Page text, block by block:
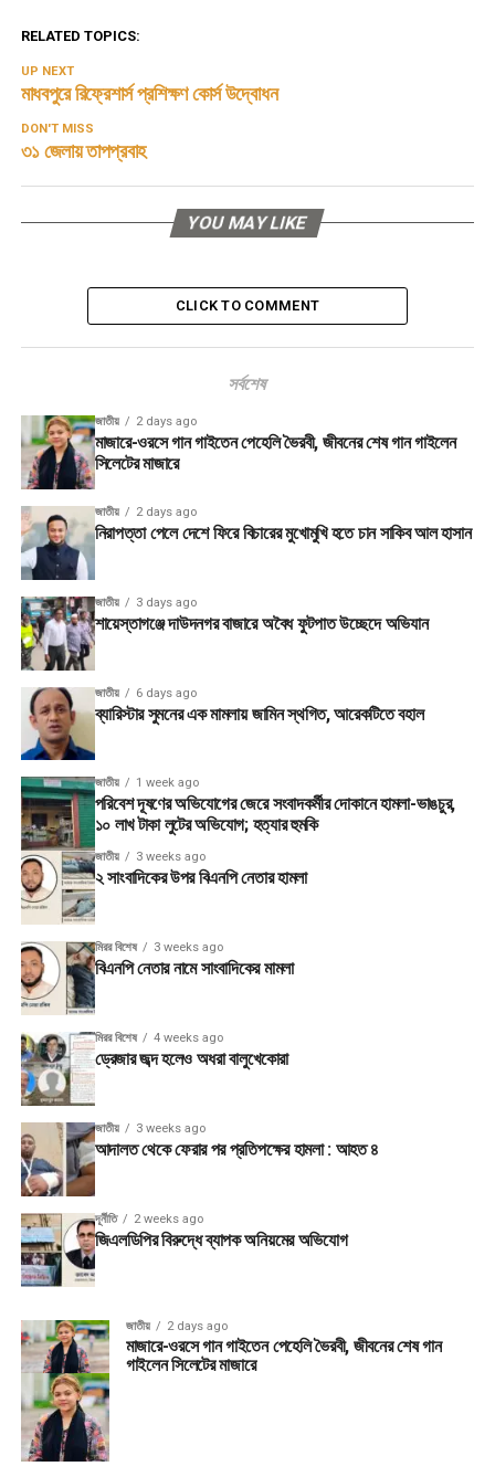
RELATED TOPICS:
UP NEXT
মাধবপুরে রিফ্রেশার্স প্রশিক্ষণ কোর্স উদ্বোধন
DON'T MISS
৩১ জেলায় তাপপ্রবাহ
YOU MAY LIKE
CLICK TO COMMENT
সর্বশেষ
জাতীয় 2 days ago
মাজারে-ওরসে গান গাইতেন পেহেলি ভৈরবী, জীবনের শেষ গান গাইলেন
সিলেটের মাজারে
জাতীয় 2 days ago
নিরাপত্তা পেলে দেশে ফিরে বিচারের মুখোমুখি হতে চান সাকিব আল হাসান
জাতীয় 3 days ago
শায়েস্তাগঞ্জে দাউদনগর বাজারে অবৈধ ফুটপাত উচ্ছেদে অভিযান
জাতীয় 6 days ago
ব্যারিস্টার সুমনের এক মামলায় জামিন স্থগিত, আরেকটিতে বহাল
জাতীয় 1 week ago
পরিবেশ দূষণের অভিযোগের জেরে সংবাদকর্মীর দোকানে হামলা-ভাঙচুর,
১০ লাখ টাকা লুটের অভিযোগ; হত্যার হুমকি
জাতীয় 3 weeks ago
২ সাংবাদিকের উপর বিএনপি নেতার হামলা
মিরর বিশেষ 3 weeks ago
বিএনপি নেতার নামে সাংবাদিকের মামলা
মিরর বিশেষ 4 weeks ago
ড্রেজার জব্দ হলেও অধরা বালুখেকোরা
জাতীয় 3 weeks ago
আদালত থেকে ফেরার পর প্রতিপক্ষের হামলা : আহত ৪
দূর্নীতি 2 weeks ago
জিএলডিপির বিরুদ্ধে ব্যাপক অনিয়মের অভিযোগ
জাতীয় 2 days ago
মাজারে-ওরসে গান গাইতেন পেহেলি ভৈরবী, জীবনের শেষ গান
গাইলেন সিলেটের মাজারে